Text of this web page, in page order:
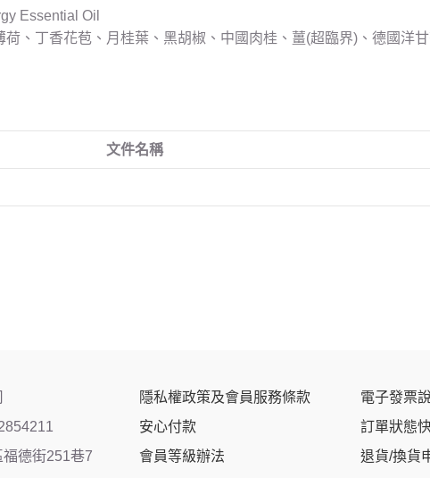
Essential Oil
、丁香花苞、月桂葉、黑胡椒、中國肉桂、薑(超臨界)、德國洋
文件名稱
德街251巷7
隱私權政策及會員服務條款
安心付款
會員等級辦法
電子發票
訂單狀態
退貨/換貨